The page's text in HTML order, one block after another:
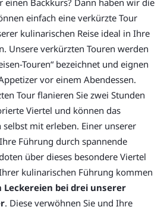
einen Backkurs? Dann haben wir die
einfach eine verkürzte Tour
kulinarischen Reise ideal in Ihre
Unsere verkürzten Touren werden
Touren“ bezeichnet und eignen
vor einem Abendessen.
Tour flanieren Sie zwei Stunden
Viertel und können das
mit erleben. Einer unserer
Führung durch spannende
über dieses besondere Viertel
kulinarischen Führung kommen
Leckereien bei drei unserer
. Diese verwöhnen Sie und Ihre